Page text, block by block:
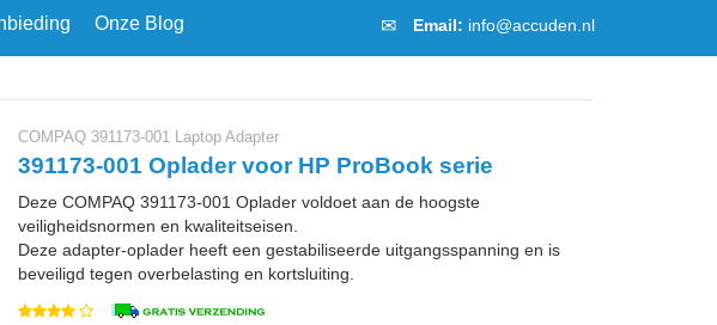
Onze Blog Email: info@accuden.nl
COMPAQ 391173-001 Laptop Adapter
391173-001 Oplader voor HP ProBook serie
Deze COMPAQ 391173-001 Oplader voldoet aan de hoogste
veiligheidsnormen en kwaliteitseisen.
Deze adapter-oplader heeft een gestabiliseerde uitgangsspanning en is
beveiligd tegen overbelasting en kortsluiting.